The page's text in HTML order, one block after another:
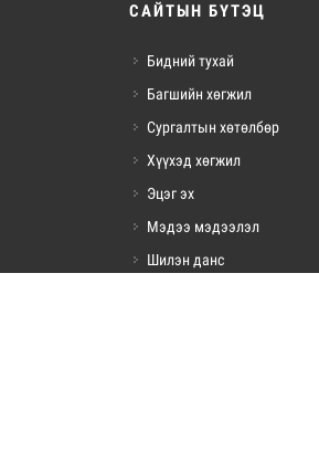
САЙТЫН БҮТЭЦ
Бидний тухай
Багшийн хөгжил
Сургалтын хөтөлбөр
Хүүхэд хөгжил
Эцэг эх
Мэдээ мэдээлэл
Шилэн данс